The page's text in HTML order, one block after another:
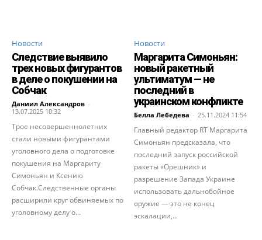
Новости
Следствие выявило
трех новых фигурантов
в деле о покушении на
Собчак
Даниил Александров -
13.07.2025 10:32
Трое несовершеннолетних
стали новыми фигурантами
уголовного дела о подготовке
покушения на Маргариту
Симоньян и Ксению
Собчак.Следственные органы
расширили круг обвиняемых по
уголовному делу о...
Новости
Маргарита Симоньян:
новый ракетный
ультиматум — не
последний в
украинском конфликте
Белла Лебедева - 25.11.2024 11:54
Главный редактор RT Маргарита
Симоньян предсказала, что
последний запуск российской
ракеты «Орешник» и
разрешение Запада Украине
использовать дальнобойное
оружие — это не конец
эскалации,...